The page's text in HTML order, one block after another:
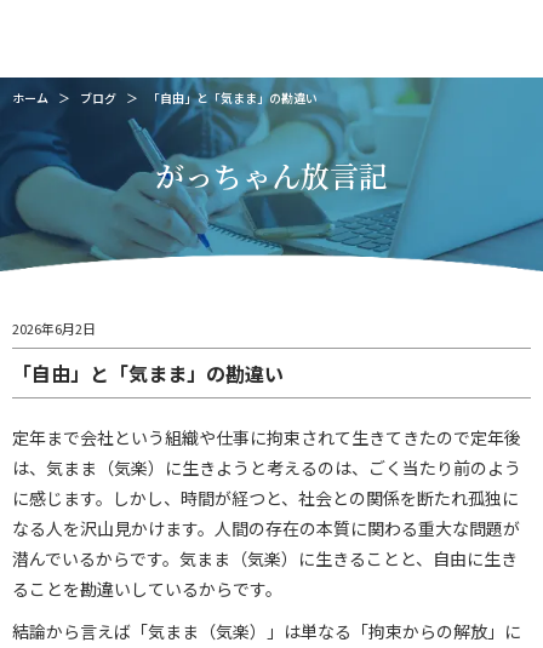
ホーム ＞ ブログ ＞ 「自由」と「気まま」の勘違い
がっちゃん放言記
2026年6月2日
「自由」と「気まま」の勘違い
定年まで会社という組織や仕事に拘束されて生きてきたので定年後
は、気まま（気楽）に生きようと考えるのは、ごく当たり前のよう
に感じます。しかし、時間が経つと、社会との関係を断たれ孤独に
なる人を沢山見かけます。人間の存在の本質に関わる重大な問題が
潜んでいるからです。気まま（気楽）に生きることと、自由に生き
ることを勘違いしているからです。
結論から言えば「気まま（気楽）」は単なる「拘束からの解放」に